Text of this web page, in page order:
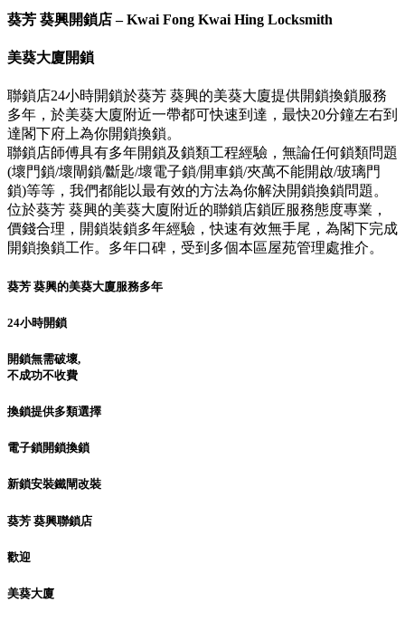
葵芳 葵興開鎖店 – Kwai Fong Kwai Hing Locksmith
美葵大廈開鎖
聯鎖店24小時開鎖於葵芳 葵興的美葵大廈提供開鎖換鎖服務
多年，於美葵大廈附近一帶都可快速到達，最快20分鐘左右到
達閣下府上為你開鎖換鎖。
聯鎖店師傅具有多年開鎖及鎖類工程經驗，無論任何鎖類問題
(壞門鎖/壞閘鎖/斷匙/壞電子鎖/開車鎖/夾萬不能開啟/玻璃門
鎖)等等，我們都能以最有效的方法為你解決開鎖換鎖問題。
位於葵芳 葵興的美葵大廈附近的聯鎖店鎖匠服務態度專業，
價錢合理，開鎖裝鎖多年經驗，快速有效無手尾，為閣下完成
開鎖換鎖工作。多年口碑，受到多個本區屋苑管理處推介。
葵芳 葵興的美葵大廈服務多年
24小時開鎖
開鎖無需破壞,
不成功不收費
換鎖提供多類選擇
電子鎖開鎖換鎖
新鎖安裝鐵閘改裝
葵芳 葵興聯鎖店
歡迎
美葵大廈